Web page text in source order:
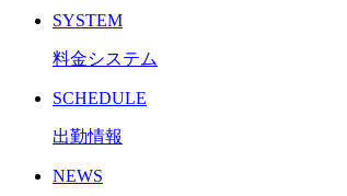
SYSTEM
料金システム
SCHEDULE
出勤情報
NEWS